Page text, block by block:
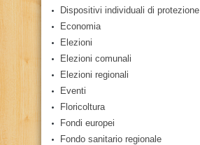
Dispositivi individuali di protezione
Economia
Elezioni
Elezioni comunali
Elezioni regionali
Eventi
Floricoltura
Fondi europei
Fondo sanitario regionale